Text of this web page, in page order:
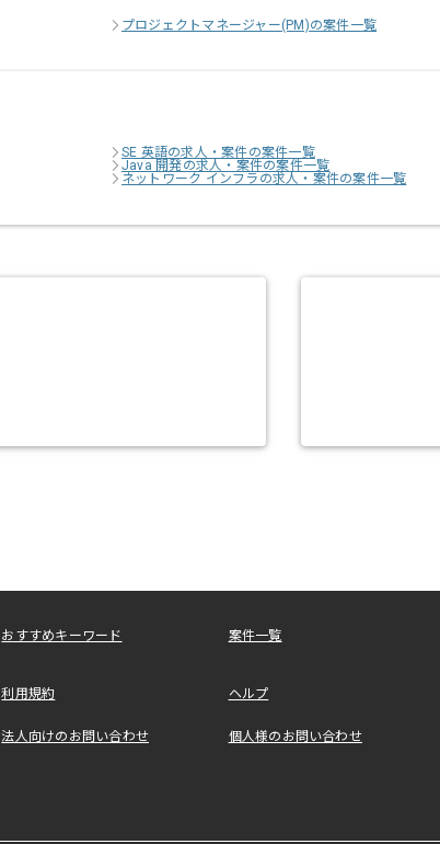
プロジェクトマネージャー(PM)の案件一覧
SE 英語の求人・案件の案件一覧
Java 開発の求人・案件の案件一覧
ネットワーク インフラの求人・案件の案件一覧
おすすめキーワード 案件一覧
利用規約 ヘルプ
法人向けのお問い合わせ 個人様のお問い合わせ